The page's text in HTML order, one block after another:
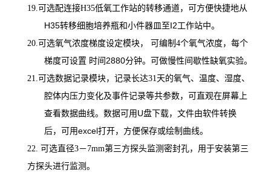
19. 可选配连接H35低氧工作站的转移通道，可方便快捷地从
H35转移细胞培养瓶和小件器皿至I2工作站中。
20. 可选氧气浓度梯度设定模块， 可编制4个氧气浓度，每个
梯度可设置 时间2880分钟。可做慢性间歇性缺氧实验。
21. 可选数据记录模块，记录长达31天的氧气、温度、湿度、
腔体内压力变化及事件记录等共参数，可直观在屏幕上
查看数据曲线。数据可用U盘下载，文件由软件转换
后，可用excel打开，方便保存或绘制曲线。
22. 可选直径3－7mm第三方探头监测密封孔，用于安装第三
方探头进行监测。